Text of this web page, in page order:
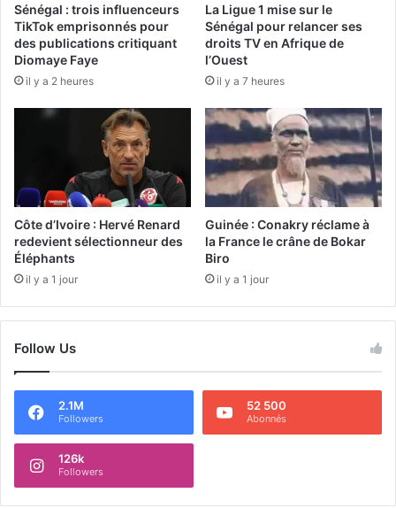
Sénégal : trois influenceurs
TikTok emprisonnés pour
des publications critiquant
Diomaye Faye
il y a 2 heures
La Ligue 1 mise sur le
Sénégal pour relancer ses
droits TV en Afrique de
l’Ouest
il y a 7 heures
Côte d’Ivoire : Hervé Renard
redevient sélectionneur des
Éléphants
il y a 1 jour
Guinée : Conakry réclame à
la France le crâne de Bokar
Biro
il y a 1 jour
Follow Us
2.1M
Followers
52 500
Abonnés
126k
Followers